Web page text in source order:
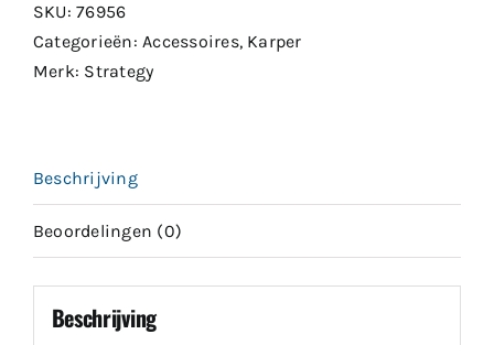
aantal
SKU:76956
Categorieën:Accessoires, Karper
Merk: Strategy
Beschrijving
Beoordelingen (0)
Beschrijving